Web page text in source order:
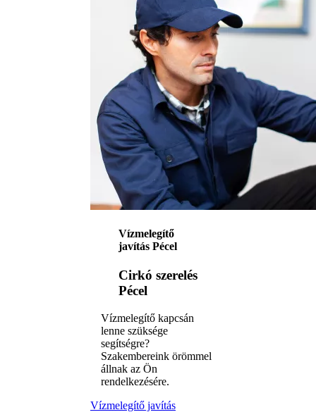
Vízmelegítő
javítás Pécel
Cirkó szerelés
Pécel
Vízmelegítő kapcsán
lenne szüksége
segítségre?
Szakembereink örömmel
állnak az Ön
rendelkezésére.
Vízmelegítő javítás